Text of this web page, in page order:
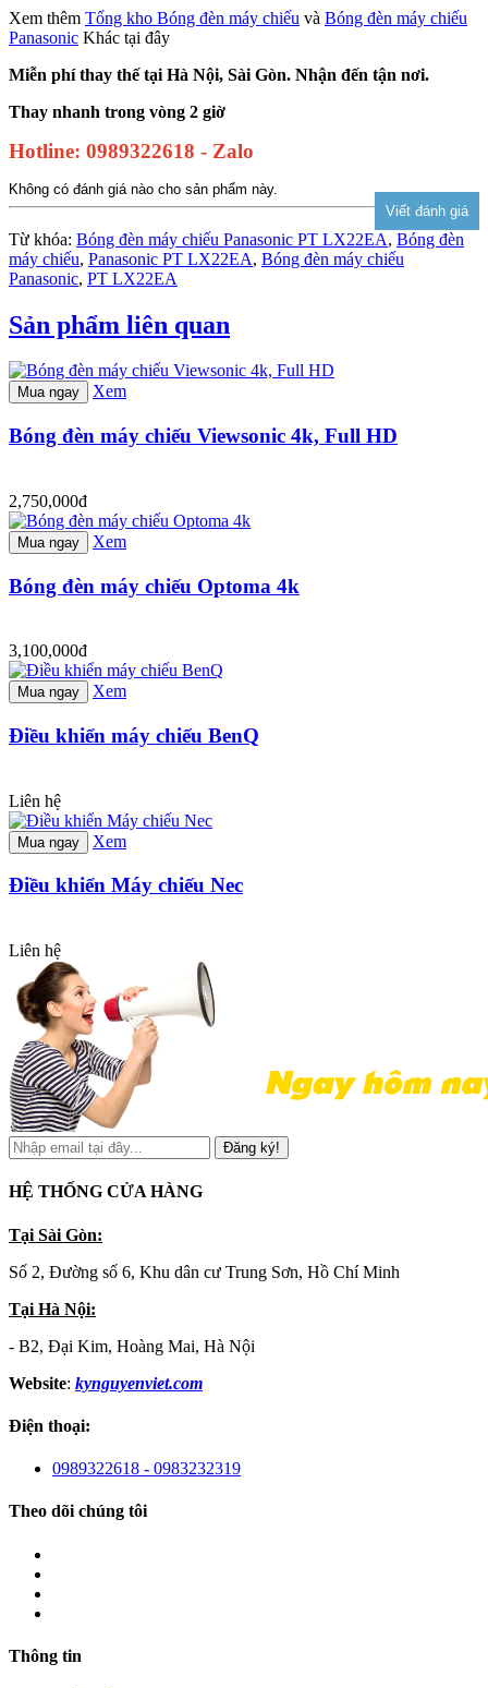
Xem thêm Tổng kho Bóng đèn máy chiếu và Bóng đèn máy chiếu
Panasonic Khác tại đây
Miễn phí thay thế tại Hà Nội, Sài Gòn. Nhận đến tận nơi.
Thay nhanh trong vòng 2 giờ
Hotline: 0989322618 - Zalo
Không có đánh giá nào cho sản phẩm này.
Từ khóa: Bóng đèn máy chiếu Panasonic PT LX22EA, Bóng đèn
máy chiếu, Panasonic PT LX22EA, Bóng đèn máy chiếu
Panasonic, PT LX22EA
Sản phẩm liên quan
Mua ngay Xem
Bóng đèn máy chiếu Viewsonic 4k, Full HD
2,750,000đ
Mua ngay Xem
Bóng đèn máy chiếu Optoma 4k
3,100,000đ
Mua ngay Xem
Điều khiển máy chiếu BenQ
Liên hệ
Mua ngay Xem
Điều khiển Máy chiếu Nec
Liên hệ
Đăng ký!
HỆ THỐNG CỬA HÀNG
Tại Sài Gòn:
Số 2, Đường số 6, Khu dân cư Trung Sơn, Hồ Chí Minh
Tại Hà Nội:
- B2, Đại Kim, Hoàng Mai, Hà Nội
Website: kynguyenviet.com
Điện thoại:
0989322618 - 0983232319
Theo dõi chúng tôi
Thông tin